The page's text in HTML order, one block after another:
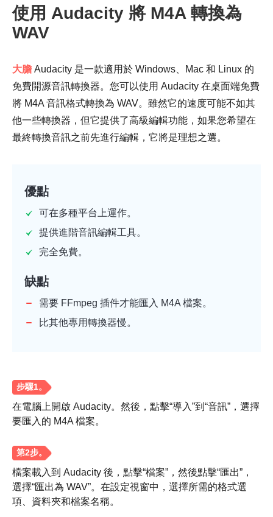
第 3 步。
使用 Audacity 將 M4A 轉換為
WAV
大膽 Audacity 是一款適用於 Windows、Mac 和 Linux 的
免費開源音訊轉換器。您可以使用 Audacity 在桌面端免費
將 M4A 音訊格式轉換為 WAV。雖然它的速度可能不如其
他一些轉換器，但它提供了高級編輯功能，如果您希望在
最終轉換音訊之前先進行編輯，它將是理想之選。
優點
可在多種平台上運作。
提供進階音訊編輯工具。
完全免費。
缺點
需要 FFmpeg 插件才能匯入 M4A 檔案。
比其他專用轉換器慢。
在電腦上開啟 Audacity。然後，點擊“導入”到“音訊”，選擇
要匯入的 M4A 檔案。
檔案載入到 Audacity 後，點擊“檔案”，然後點擊“匯出”，
選擇“匯出為 WAV”。在設定視窗中，選擇所需的格式選
項、資料夾和檔案名稱。